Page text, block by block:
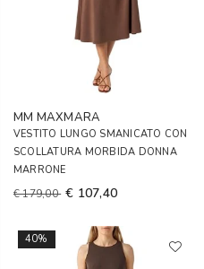
MM MAXMARA
VESTITO LUNGO SMANICATO CON
SCOLLATURA MORBIDA DONNA
MARRONE
€ 179,00 € 107,40
40%